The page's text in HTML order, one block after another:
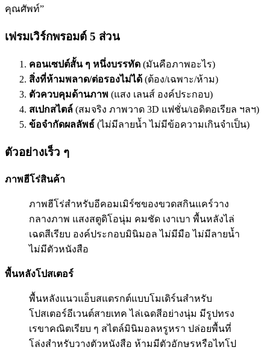
คุณศัพท์”
เฟรมเวิร์กพรอมต์ 5 ส่วน
คอนเซปต์สั้น ๆ หนึ่งบรรทัด (มันคือภาพอะไร)
สิ่งที่ห้ามพลาด/ต่อรองไม่ได้ (ต้อง/เฉพาะ/ห้าม)
ตัวควบคุมด้านภาพ (แสง เลนส์ องค์ประกอบ)
สเปกสไตล์ (สมจริง ภาพวาด 3D แฟชั่น/เอดิตอเรียล ฯลฯ)
ข้อจำกัดผลลัพธ์ (ไม่มีลายน้ำ ไม่มีข้อความเกินจำเป็น)
ตัวอย่างเร็ว ๆ
ภาพฮีโร่สินค้า
ภาพฮีโร่สำหรับอีคอมเมิร์ซของขวดสกินแคร์วาง
กลางภาพ แสงสตูดิโอนุ่ม คมชัด เงาเบา พื้นหลังไล่
เฉดสีเรียบ องค์ประกอบมินิมอล ไม่มีมือ ไม่มีลายน้ำ
ไม่มีตัวหนังสือ
พื้นหลังโปสเตอร์
พื้นหลังแนวแอ็บสแตรกต์แบบโมเดิร์นสำหรับ
โปสเตอร์อีเวนต์สายเทค ไล่เฉดสีอย่างนุ่ม มีรูปทรง
เรขาคณิตเรียบ ๆ สไตล์มินิมอลหรูหรา ปล่อยพื้นที่
โล่งสำหรับวางตัวหนังสือ ห้ามมีตัวอักษรหรือไทโป